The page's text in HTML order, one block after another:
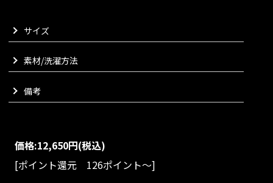
size：S/M/L color：ブラック/アイボリー/レッド
Matching materials
サイズ
素材/洗濯方法
備考
価格:12,650円(税込)
[ポイント還元 126ポイント～]